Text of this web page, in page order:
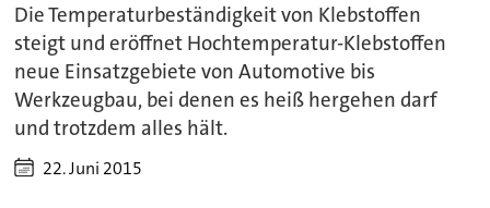
Die Temperaturbeständigkeit von Klebstoffen
steigt und eröffnet Hochtemperatur-Klebstoffen
neue Einsatzgebiete von Automotive bis
Werkzeugbau, bei denen es heiß hergehen darf
und trotzdem alles hält.
22. Juni 2015